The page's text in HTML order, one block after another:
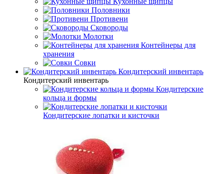
Половники
Противени
Сковороды
Молотки
Контейнеры для
хранения
Совки
Кондитерский инвентарь
Кондитерский инвентарь
Кондитерские
кольца и формы
Кондитерские лопатки и кисточки